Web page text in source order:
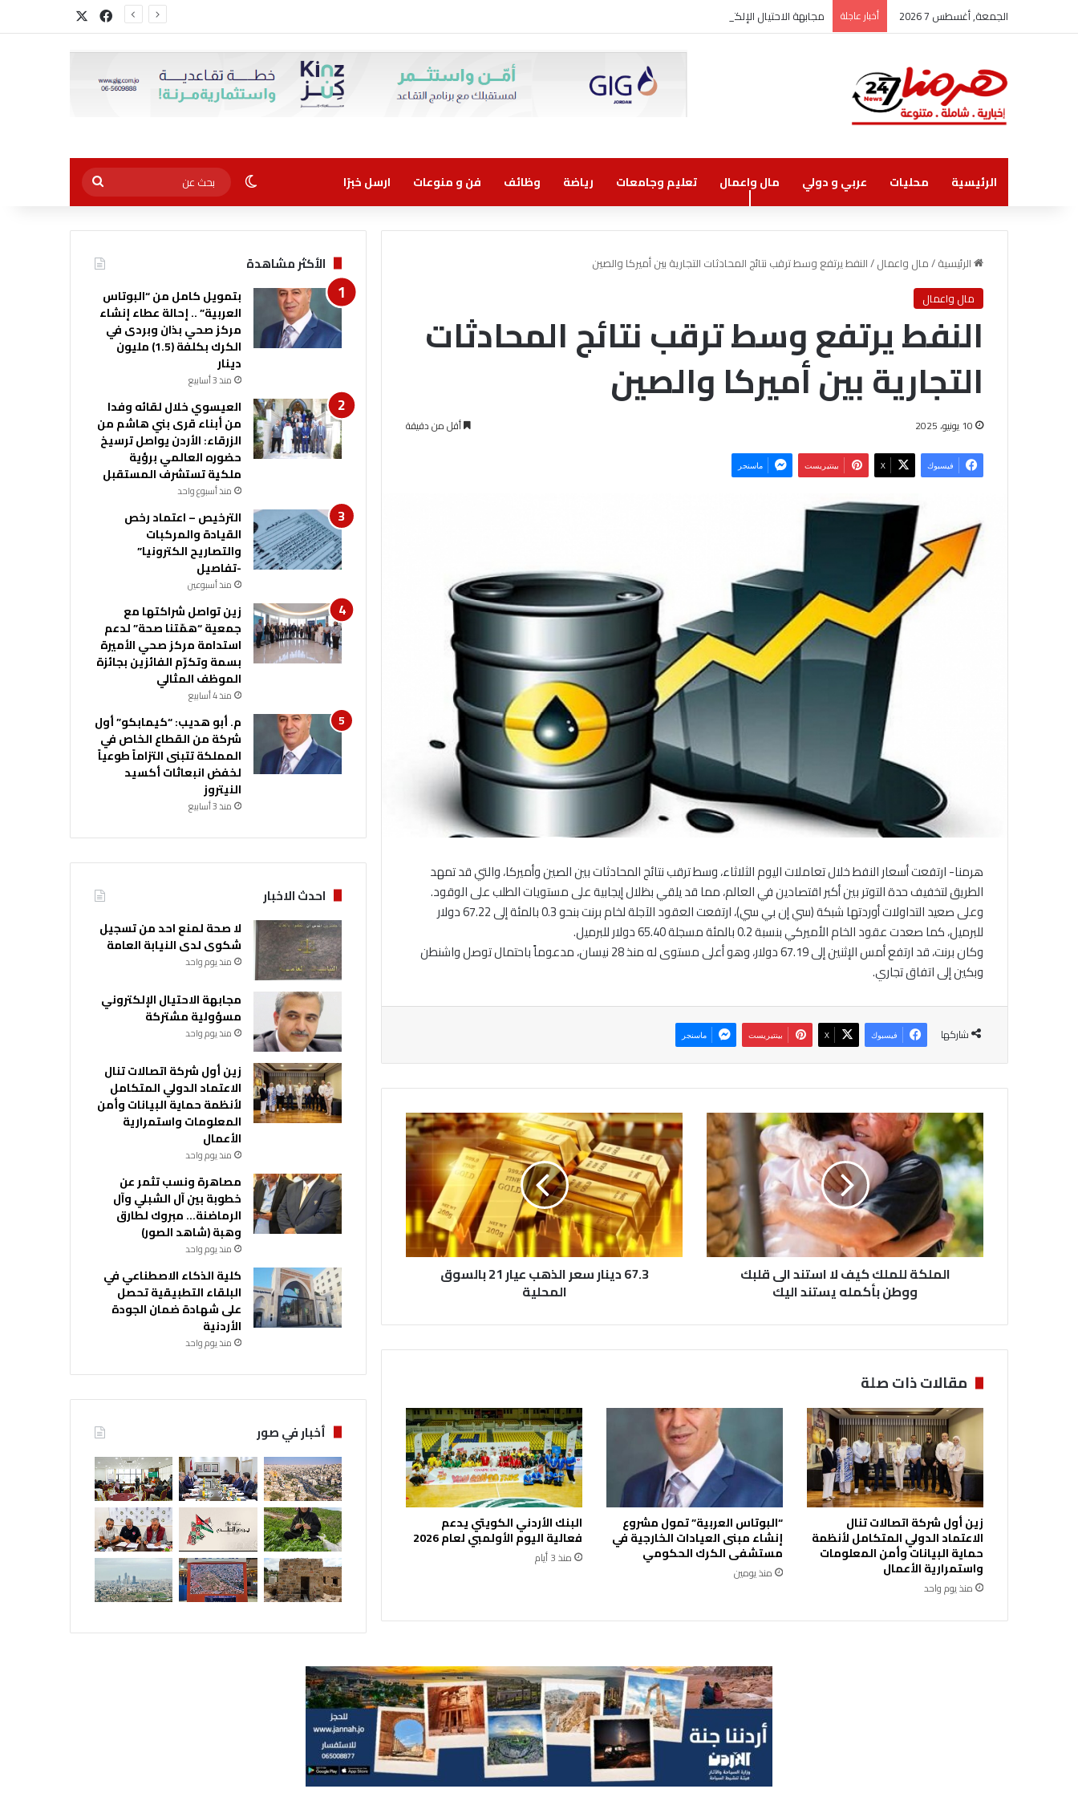
الجمعة, أغسطس 7 2026 أخبار عاجلة مجابهة الاحتيال الإلكتروني مسؤولية مشتركة فيسبوك
الرئيسية محليات عربي و دولي مال واعمال تعليم وجامعات رياضة وظائف فن و منوعات ارسل خبرًا الوضع المظلم
بحث
عن
الرئيسية/مال واعمال/النفط يرتفع وسط ترقب نتائج المحادثات التجارية بين أميركا والصين
مال واعمال
النفط يرتفع وسط ترقب نتائج المحادثات
التجارية بين أميركا والصين
10 يونيو، 2025 أقل من دقيقة
فيسبوك ‫X بينتيريست ماسنجر
هرمنا- ارتفعت أسعار النفط خلال تعاملات اليوم الثلاثاء، وسط ترقب نتائج المحادثات بين الصين وأميركا، والتي قد تمهد
الطريق لتخفيف حدة التوتر بين أكبر اقتصادين في العالم، مما قد يلقي بظلال إيجابية على مستويات الطلب على الوقود.
وعلى صعيد التداولات أوردتها شبكة (سي إن بي سي)، ارتفعت العقود الآجلة لخام برنت بنحو 0.3 بالمئة إلى 67.22 دولار
للبرميل، كما صعدت عقود الخام الأميركي بنسبة 0.2 بالمئة مسجلة 65.40 دولار للبرميل.
وكان برنت، قد ارتفع أمس الإثنين إلى 67.19 دولار، وهو أعلى مستوى له منذ 28 نيسان، مدعوماً باحتمال توصل واشنطن
وبكين إلى اتفاق تجاري.
شاركها فيسبوك ‫X بينتيريست ماسنجر
ا
ل
م
ل
ك
ة
ل
م
ي
ل
ا
ا
س
ا
ى
ق
ل
ب
ك
و
ط
الملكة للملك كيف لا استند الى قلبك
ووطن بأكمله يستند اليك
6
7
.
3
د
ي
ر
ا
ذ
ع
ي
ا
ر
2
1
ب
ا
ل
س
ل
ل
ي
ة
67.3 دينار سعر الذهب عيار 21 بالسوق
المحلية
مقالات ذات صلة
زين أول شركة اتصالات تنال
الاعتماد الدولي المتكامل لأنظمة
حماية البيانات وأمن المعلومات
واستمرارية الأعمال
منذ يوم واحد
“البوتاس العربية” تمول مشروع
إنشاء مبنى العيادات الخارجية في
مستشفى الكرك الحكومي
منذ يومين
البنك الأردني الكويتي يدعم
فعالية اليوم الأولمبي لعام 2026
منذ 3 أيام
الأكثر مشاهدة
بتمويل كامل من “البوتاس
العربية” .. إحالة عطاء إنشاء
مركز صحي بذان وبردى في
الكرك بكلفة (1.5) مليون
دينار
منذ 3 أسابيع
العيسوي خلال لقائه وفدا
من أبناء قرى بني هاشم من
الزرقاء: الأردن يواصل ترسيخ
حضوره العالمي برؤية
ملكية تستشرف المستقبل
منذ أسبوع واحد
الترخيص – اعتماد رخص
القيادة والمركبات
والتصاريح الكترونيا”
-تفاصيل
منذ أسبوعين
زين تواصل شراكتها مع
جمعية “همّتنا صحة” لدعم
استدامة مركز صحي الأميرة
بسمة وتكرّم الفائزين بجائزة
الموظف المثالي
منذ 4 أسابيع
م. أبو هديب: “كيمابكو” أول
شركة من القطاع الخاص في
المملكة تتبنى التزاماً طوعياً
لخفض انبعاثات أكسيد
النيتروز
منذ 3 أسابيع
احدث الاخبار
لا صحة لمنع احد من تسجيل
شكوى لدى النيابة العامة
منذ يوم واحد
مجابهة الاحتيال الإلكتروني
مسؤولية مشتركة
منذ يوم واحد
زين أول شركة اتصالات تنال
الاعتماد الدولي المتكامل
لأنظمة حماية البيانات وأمن
المعلومات واستمرارية
الأعمال
منذ يوم واحد
مصاهرة ونسب تثمر عن
خطوبة بين آل الشبلي وآل
الرماضنة… مبروك لطارق
وهبة (شاهد الصور)
منذ يوم واحد
كلية الذكاء الاصطناعي في
البلقاء التطبيقية تحصل
على شهادة ضمان الجودة
الأردنية
منذ يوم واحد
أخبار في صور